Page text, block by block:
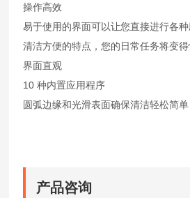
操作高效
易于使用的界面可以让您直接进行各
清洁方便的特点，您的日常任务将变得
界面直观
10 种内置应用程序
圆弧边缘和光滑表面确保清洁轻松简单
产品咨询